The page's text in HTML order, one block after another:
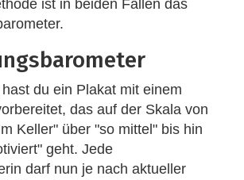
ist in beiden Fällen das
du ein Plakat mit einem
das auf der Skala von
Keller" über "so mittel" bis hin
geht. Jede
darf nun je nach aktueller